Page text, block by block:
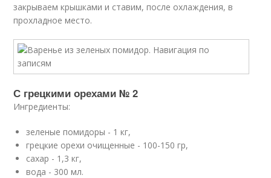
закрываем крышками и ставим, после охлаждения, в
прохладное место.
С грецкими орехами № 2
Ингредиенты:
зеленые помидоры - 1 кг,
грецкие орехи очищенные - 100-150 гр,
сахар - 1,3 кг,
вода - 300 мл.